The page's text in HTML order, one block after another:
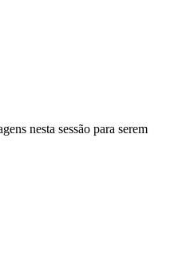
nesta sessão para serem